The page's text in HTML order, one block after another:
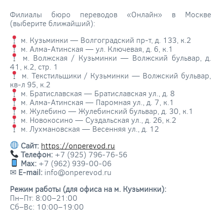
Филиалы бюро переводов «Онлайн» в Москве
(выберите ближайший):
м. Кузьминки — Волгоградский пр-т, д. 133, к.2
м. Алма-Атинская — ул. Ключевая, д. 6, к.1
м. Волжская / Кузьминки — Волжский бульвар, д.
41, к.2, стр. 1
м. Текстильщики / Кузьминки — Волжский бульвар,
кв-л 95, к.2
м. Братиславская — Братиславская ул., д. 8
м. Алма-Атинская — Паромная ул., д. 7, к.1
м. Жулебино — Жулебинский бульвар, д. 30, к.1
м. Новокосино — Суздальская ул., д. 26, к.2
м. Лухмановская — Весенняя ул., д. 12
Сайт: https://onperevod.ru
Телефон: +7 (925) 796-76-56
Max: +7 (962) 939-00-06
✉ E-mail: info@onperevod.ru
Режим работы (для офиса на м. Кузьминки):
Пн–Пт: 8:00–21:00
Сб–Вс: 10:00–19:00